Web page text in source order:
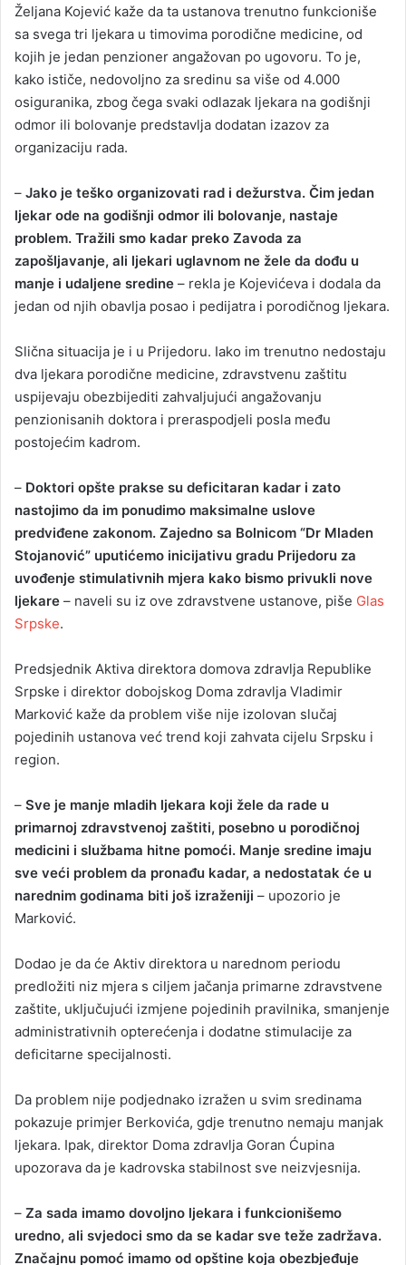
Željana Kojević kaže da ta ustanova trenutno funkcioniše
sa svega tri ljekara u timovima porodične medicine, od
kojih je jedan penzioner angažovan po ugovoru. To je,
kako ističe, nedovoljno za sredinu sa više od 4.000
osiguranika, zbog čega svaki odlazak ljekara na godišnji
odmor ili bolovanje predstavlja dodatan izazov za
organizaciju rada.
– Jako je teško organizovati rad i dežurstva. Čim jedan
ljekar ode na godišnji odmor ili bolovanje, nastaje
problem. Tražili smo kadar preko Zavoda za
zapošljavanje, ali ljekari uglavnom ne žele da dođu u
manje i udaljene sredine – rekla je Kojevićeva i dodala da
jedan od njih obavlja posao i pedijatra i porodičnog ljekara.
Slična situacija je i u Prijedoru. Iako im trenutno nedostaju
dva ljekara porodične medicine, zdravstvenu zaštitu
uspijevaju obezbijediti zahvaljujući angažovanju
penzionisanih doktora i preraspodjeli posla među
postojećim kadrom.
– Doktori opšte prakse su deficitaran kadar i zato
nastojimo da im ponudimo maksimalne uslove
predviđene zakonom. Zajedno sa Bolnicom “Dr Mladen
Stojanović” uputićemo inicijativu gradu Prijedoru za
uvođenje stimulativnih mjera kako bismo privukli nove
ljekare – naveli su iz ove zdravstvene ustanove, piše Glas
Srpske.
Predsjednik Aktiva direktora domova zdravlja Republike
Srpske i direktor dobojskog Doma zdravlja Vladimir
Marković kaže da problem više nije izolovan slučaj
pojedinih ustanova već trend koji zahvata cijelu Srpsku i
region.
– Sve je manje mladih ljekara koji žele da rade u
primarnoj zdravstvenoj zaštiti, posebno u porodičnoj
medicini i službama hitne pomoći. Manje sredine imaju
sve veći problem da pronađu kadar, a nedostatak će u
narednim godinama biti još izraženiji – upozorio je
Marković.
Dodao je da će Aktiv direktora u narednom periodu
predložiti niz mjera s ciljem jačanja primarne zdravstvene
zaštite, uključujući izmjene pojedinih pravilnika, smanjenje
administrativnih opterećenja i dodatne stimulacije za
deficitarne specijalnosti.
Da problem nije podjednako izražen u svim sredinama
pokazuje primjer Berkovića, gdje trenutno nemaju manjak
ljekara. Ipak, direktor Doma zdravlja Goran Ćupina
upozorava da je kadrovska stabilnost sve neizvjesnija.
– Za sada imamo dovoljno ljekara i funkcionišemo
uredno, ali svjedoci smo da se kadar sve teže zadržava.
Značajnu pomoć imamo od opštine koja obezbjeđuje